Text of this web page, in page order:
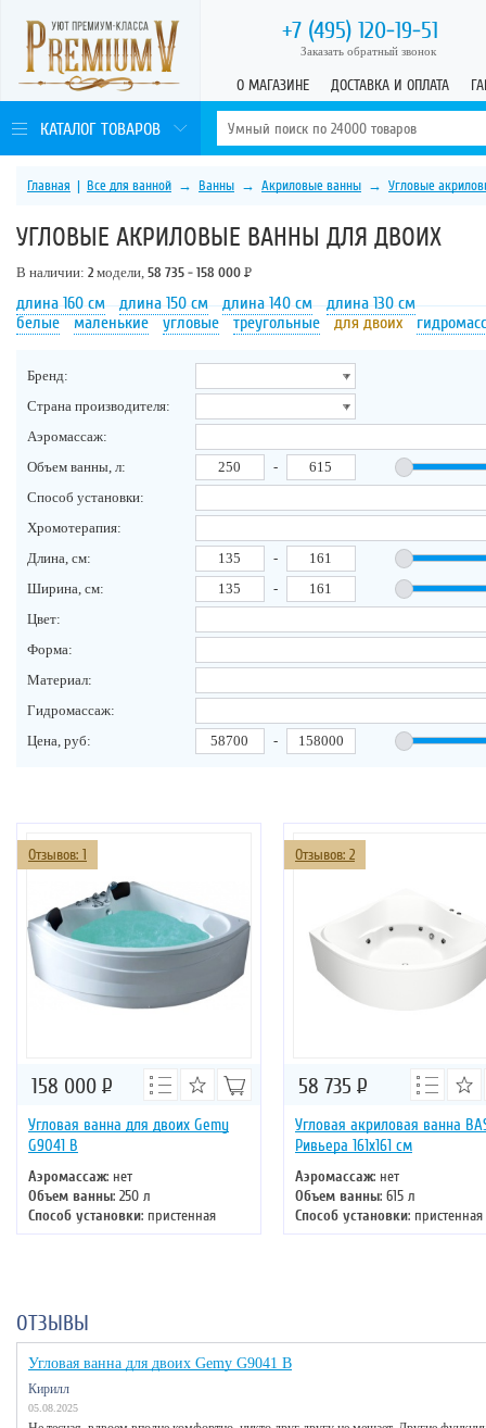
+7 (495) 120-19-51
Заказать обратный звонок
О МАГАЗИНЕ ДОСТАВКА И ОПЛАТА
КАТАЛОГ ТОВАРОВ
Главная | Все для ванной → Ванны → Акриловые ванны → Угловые
УГЛОВЫЕ АКРИЛОВЫЕ ВАННЫ ДЛЯ ДВОИХ
В наличии: 2 модели, 58 735 - 158 000 Р
длина 160 см длина 150 см длина 140 см
длина 130 см
белые
маленькие угловые треугольные для двоих
Бренд:
Страна производителя:
Аэромассаж:
Объем ванны, л:
-
Способ установки:
Хромотерапия:
Длина, см:
-
Ширина, см:
-
Цвет:
Форма:
Материал:
Гидромассаж:
Цена, руб:
-
Отзывов: 1
Угловая ванна для двоих Gemy
G9041 B
Аэромассаж: нет
Объем ванны: 250 л
Способ установки: пристенная
Хромотерапия: нет
158 000 Р
Отзывов: 2
Угловая акриловая ванна
Ривьера 161х161 см
Аэромассаж: нет
Объем ванны: 615 л
Способ установки: пристенная
Хромотерапия: нет
58 735 Р
ОТЗЫВЫ
Угловая ванна для двоих Gemy G9041 B
Кирилл
05.08.2025